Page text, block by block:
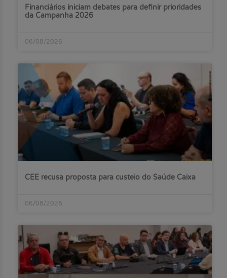
Financiários iniciam debates para definir prioridades
da Campanha 2026
06/08/2026
CEE recusa proposta para custeio do Saúde Caixa
06/08/2026